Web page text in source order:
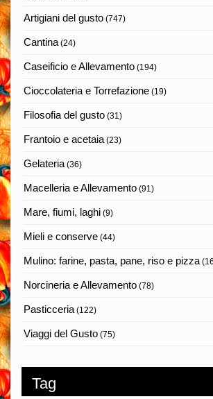
Artigiani del gusto (747)
Cantina(24)
Caseificio e Allevamento (194)
Cioccolateria e Torrefazione (19)
Filosofia del gusto (31)
Frantoio e acetaia(23)
Gelateria(36)
Macelleria e Allevamento (91)
Mare, fiumi, laghi (9)
Mieli e conserve (44)
Mulino: farine, pasta, pane, riso e pizza
Norcineria e Allevamento (78)
Pasticceria(122)
Viaggi del Gusto (75)
Tag